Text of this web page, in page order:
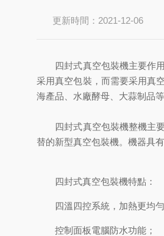
更新時間：2021-12-06
四封式真空包裝機主要作
采用真空包裝，而需要采用真
海產品、水廠酵母、大蒜制品等
四封式真空包裝機整機主要
替的新型真空包裝機。機器具
四封式真空包裝機特點：
四溫四控系統，加熱更均勻
控制面板電腦防水功能；